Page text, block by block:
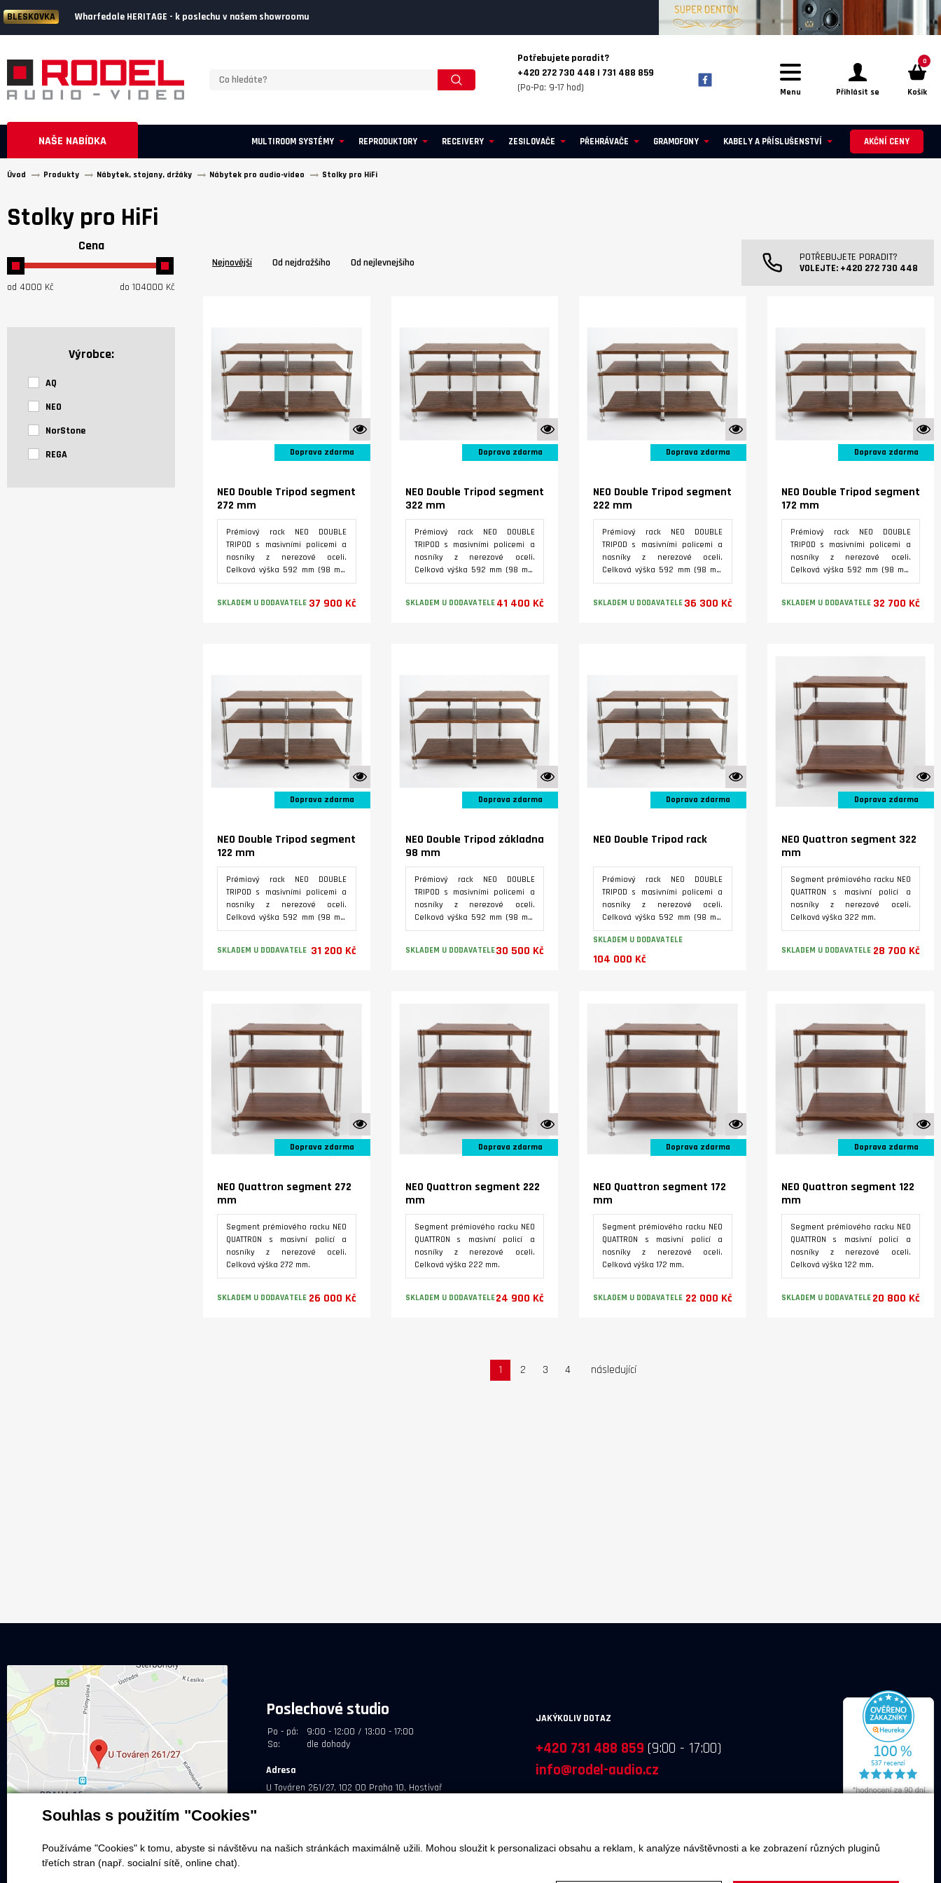
Souhlas s použitím "Cookies"
Používáme "Cookies" k tomu, abyste si návštěvu na našich stránkách maximálně užili. Mohou sloužit k personalizaci obsahu a reklam, k analýze návštěvnosti a ke zobrazení různých pluginů
třetích stran (např. socialní sítě, online chat).
BLESKOVKA Wharfedale HERITAGE - k poslechu v našem showroomu
Potřebujete poradit?
+420 272 730 448 | 731 488 859
(Po-Pa: 9-17 hod)
Menu Přihlásit se
0
Košík
NAŠE NABÍDKA MULTIROOM SYSTÉMY REPRODUKTORY RECEIVERY ZESILOVAČE PŘEHRÁVAČE GRAMOFONY KABELY A PŘÍSLUŠENSTVÍ AKČNÍ CENY
Úvod Produkty Nábytek, stojany, držáky Nábytek pro audio-video Stolky pro HiFi
Stolky pro HiFi
Cena
od 4000 Kč do 104000 Kč
Výrobce:
AQ
NEO
NorStone
REGA
Nejnovější Od nejdražšího Od nejlevnejšího
POTŘEBUJETE PORADIT?
VOLEJTE: +420 272 730 448
Doprava zdarma
NEO Double Tripod segment
272 mm
Prémiový rack NEO DOUBLE
TRIPOD s masivními policemi a
nosníky z nerezové oceli.
Celková výška 592 mm (98 mm
základna, 322 mm první patro,
SKLADEM U DODAVATELE 37 900 Kč
Doprava zdarma
NEO Double Tripod segment
322 mm
Prémiový rack NEO DOUBLE
TRIPOD s masivními policemi a
nosníky z nerezové oceli.
Celková výška 592 mm (98 mm
základna, 322 mm první patro,
SKLADEM U DODAVATELE 41 400 Kč
Doprava zdarma
NEO Double Tripod segment
222 mm
Prémiový rack NEO DOUBLE
TRIPOD s masivními policemi a
nosníky z nerezové oceli.
Celková výška 592 mm (98 mm
základna, 322 mm první patro,
SKLADEM U DODAVATELE 36 300 Kč
Doprava zdarma
NEO Double Tripod segment
172 mm
Prémiový rack NEO DOUBLE
TRIPOD s masivními policemi a
nosníky z nerezové oceli.
Celková výška 592 mm (98 mm
základna, 322 mm první patro,
SKLADEM U DODAVATELE 32 700 Kč
Doprava zdarma
NEO Double Tripod segment
122 mm
Prémiový rack NEO DOUBLE
TRIPOD s masivními policemi a
nosníky z nerezové oceli.
Celková výška 592 mm (98 mm
základna, 322 mm první patro,
SKLADEM U DODAVATELE 31 200 Kč
Doprava zdarma
NEO Double Tripod základna
98 mm
Prémiový rack NEO DOUBLE
TRIPOD s masivními policemi a
nosníky z nerezové oceli.
Celková výška 592 mm (98 mm
základna, 322 mm první patro,
SKLADEM U DODAVATELE30 500 Kč
K vidění ve studiu
Doprava zdarma
NEO Double Tripod rack
Prémiový rack NEO DOUBLE
TRIPOD s masivními policemi a
nosníky z nerezové oceli.
Celková výška 592 mm (98 mm
základna, 322 mm první patro,
172 mm druhé patro.
SKLADEM U DODAVATELE
104 000 Kč
Doprava zdarma
NEO Quattron segment 322
mm
Segment prémiového racku NEO
QUATTRON s masivní policí a
nosníky z nerezové oceli.
Celková výška 322 mm.
SKLADEM U DODAVATELE 28 700 Kč
K vidění ve studiu
Doprava zdarma
NEO Quattron segment 272
mm
Segment prémiového racku NEO
QUATTRON s masivní policí a
nosníky z nerezové oceli.
Celková výška 272 mm.
SKLADEM U DODAVATELE 26 000 Kč
K vidění ve studiu
Doprava zdarma
NEO Quattron segment 222
mm
Segment prémiového racku NEO
QUATTRON s masivní policí a
nosníky z nerezové oceli.
Celková výška 222 mm.
SKLADEM U DODAVATELE24 900 Kč
K vidění ve studiu
Doprava zdarma
NEO Quattron segment 172
mm
Segment prémiového racku NEO
QUATTRON s masivní policí a
nosníky z nerezové oceli.
Celková výška 172 mm.
SKLADEM U DODAVATELE 22 000 Kč
Doprava zdarma
NEO Quattron segment 122
mm
Segment prémiového racku NEO
QUATTRON s masivní policí a
nosníky z nerezové oceli.
Celková výška 122 mm.
SKLADEM U DODAVATELE 20 800 Kč
1 2 3 4 následující
Poslechové studio
Po - pá:
9:00 - 12:00 / 13:00 - 17:00
So:
dle dohody
Adresa
U Továren 261/27, 102 00 Praha 10, Hostivař
JAKÝKOLIV DOTAZ
+420 731 488 859 (9:00 - 17:00)
info@rodel-audio.cz